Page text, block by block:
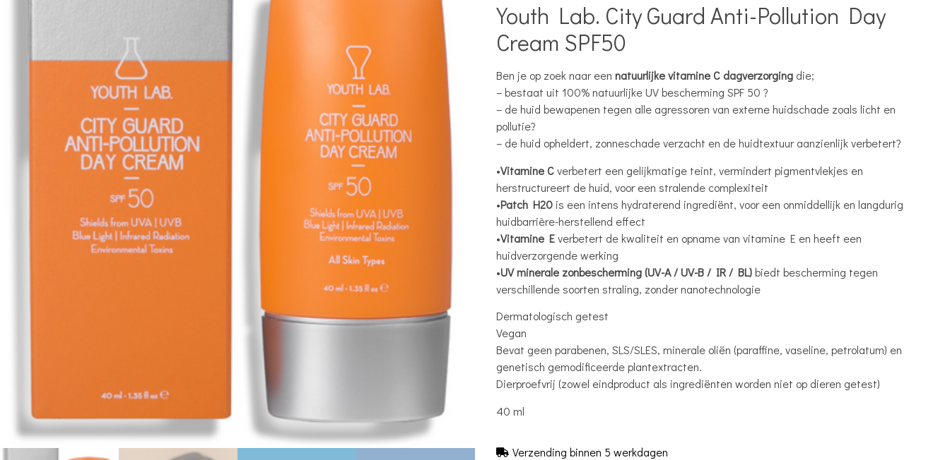
Youth Lab. City Guard Anti-Pollution Day
Cream SPF50
Ben je op zoek naar een natuurlijke vitamine C dagverzorging die;
– bestaat uit 100% natuurlijke UV bescherming SPF 50 ?
– de huid bewapenen tegen alle agressoren van externe huidschade zoals licht en
pollutie?
– de huid opheldert, zonneschade verzacht en de huidtextuur aanzienlijk verbetert?
•Vitamine Cverbetert een gelijkmatige teint, vermindert pigmentvlekjes en
herstructureert de huid, voor een stralende complexiteit
•Patch H20 is een intens hydraterend ingrediënt, voor een onmiddellijk en langdurig
huidbarrière-herstellend effect
•Vitamine Everbetert de kwaliteit en opname van vitamine E en heeft een
huidverzorgende werking
•UV minerale zonbescherming (UV-A / UV-B / IR / BL)biedt bescherming tegen
verschillende soorten straling, zonder nanotechnologie
Dermatologisch getest
Vegan
Bevat geen parabenen, SLS/SLES, minerale oliën (paraffine, vaseline, petrolatum) en
genetisch gemodificeerde plantextracten.
Dierproefvrij (zowel eindproduct als ingrediënten worden niet op dieren getest)
40 ml
Verzending binnen 5 werkdagen